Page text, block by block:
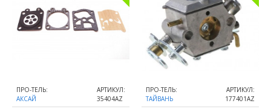
ПРО-ТЕЛЬ:
АКСАЙ
АРТИКУЛ:
35404AZ
ПРО-ТЕЛЬ:
ТАЙВАНЬ
АРТИКУЛ:
177401AZ